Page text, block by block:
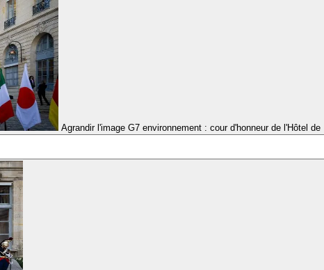
Agrandir l'image G7 environnement : cour d'honneur de l'Hôtel de